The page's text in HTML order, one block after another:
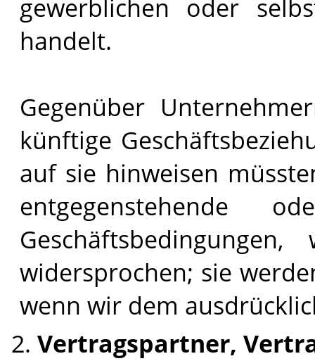
gewerblichen oder
handelt.
Gegenüber
künftige
auf sie hinweisen
entgegenstehende
widersprochen; sie
wenn wir dem
Vertragspartner,